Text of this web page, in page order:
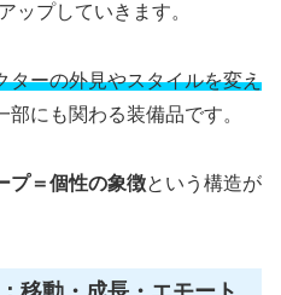
ップしていきます。
ターの外見やスタイルを変え
部にも関わる装備品です。
プ＝個性の象徴という構造が